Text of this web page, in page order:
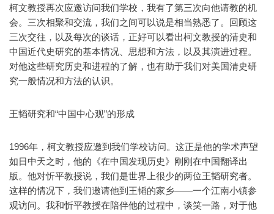
柯文教授再次应邀访问我们学校，我有了第三次向他请教的机
会。三次相聚和交流，我们之间可以说是相当熟悉了。回顾这
三次交往，以及每次的谈话，正好可以看出柯文教授的清史和
中国近代史研究的基本情况、思想和方法，以及其演进过程。
对他这些研究历史和进程的了解，也有助于我们对美国清史研
究一般情况和方法的认识。
王韬研究和“中国中心观”的形成
1996年，柯文教授应邀到我们学校访问。这正是他的学术声望
如日中天之时，他的《在中国发现历史》刚刚在中国翻译出
版。他对忻平教授说，我们是世界上很少的两位王韬研究者。
这样的情况下，我们邀请他到王韬的家乡——一个江南小镇参
观访问。我和忻平教授在陪伴他的过程中，谈笑一路，对于他